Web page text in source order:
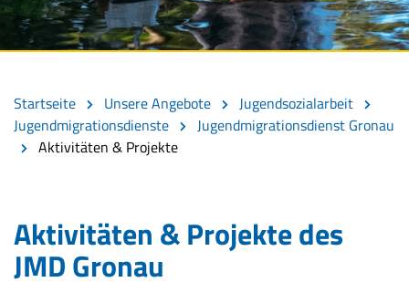
Startseite Unsere Angebote
Jugendsozialarbeit
Jugendmigrationsdienste
Jugendmigrationsdienst Gronau
Aktivitäten & Projekte
Aktivitäten & Projekte des
JMD Gronau